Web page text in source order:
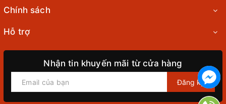
Chính sách
Hỗ trợ
Nhận tin khuyến mãi từ cửa hàng
Đăng ký